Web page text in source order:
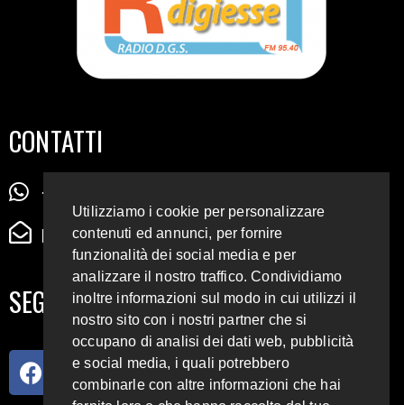
CONTATTI
+39 345 72 72 88 5
radiodigiesse@gmail.com
SEGUICI SUI SOCIAL
Utilizziamo i cookie per personalizzare
contenuti ed annunci, per fornire
funzionalità dei social media e per
analizzare il nostro traffico. Condividiamo
inoltre informazioni sul modo in cui utilizzi il
nostro sito con i nostri partner che si
occupano di analisi dei dati web, pubblicità
e social media, i quali potrebbero
combinarle con altre informazioni che hai